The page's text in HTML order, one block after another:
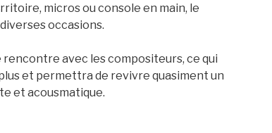
micros ou console en main, le
occasions.
rencontre avec les compositeurs, ce qui
et permettra de revivre quasiment un
et acousmatique.